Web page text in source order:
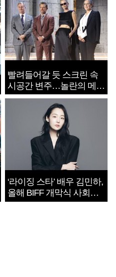
빨려들어갈 듯 스크린 속
시공간 변주…놀란의 메시
지는 ‘전쟁 속죄’
‘라이징 스타’ 배우 김민하,
올해 BIFF 개막식 사회자
확정